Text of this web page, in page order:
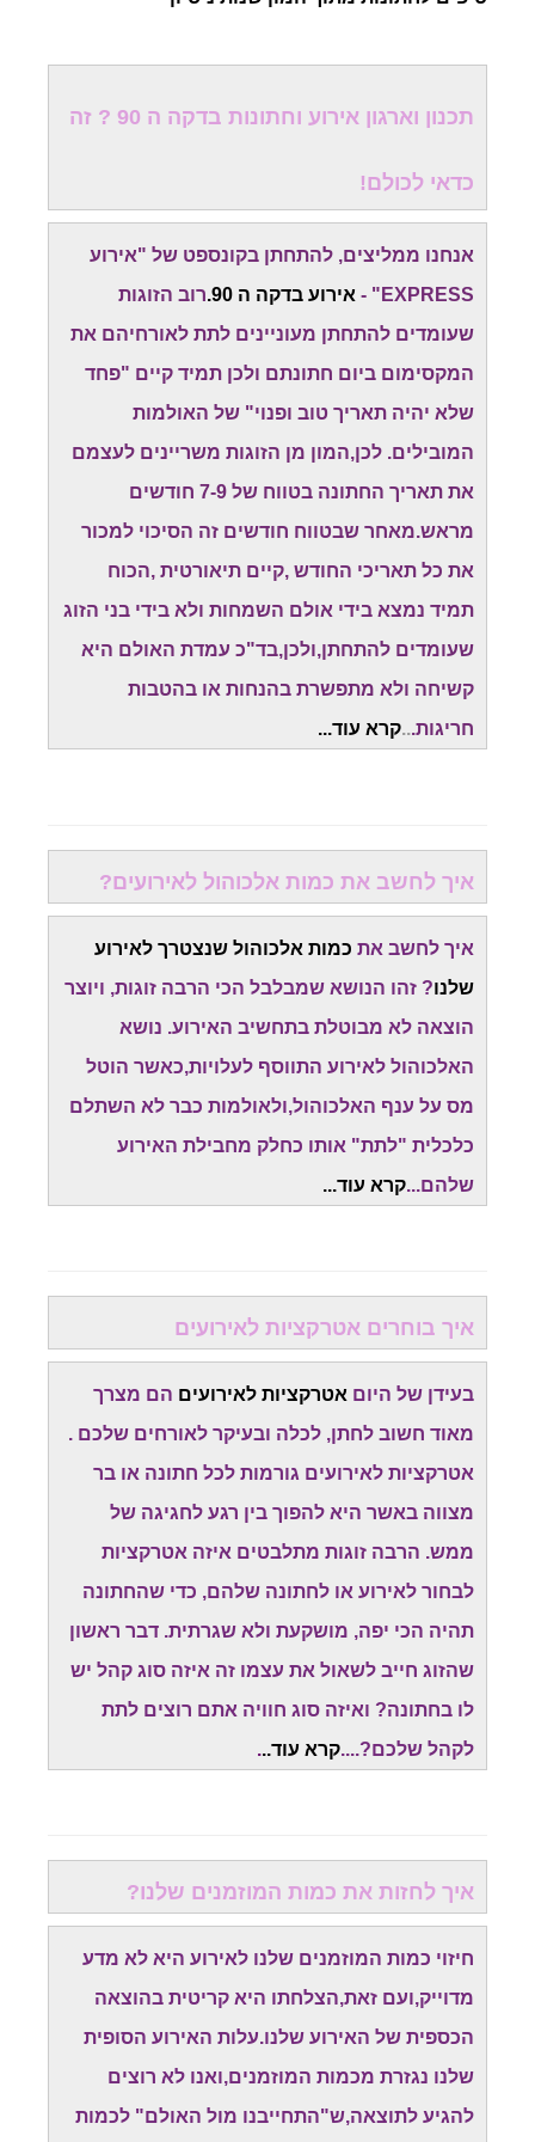
תכנון וארגון אירוע וחתונות בדקה ה 90 ? זה
כדאי לכולם!
אנחנו ממליצים, להתחתן בקונספט של "אירוע
EXPRESS" -
אירוע בדקה ה 90.
רוב הזוגות
שעומדים להתחתן מעוניינים לתת לאורחיהם את
המקסימום ביום חתונתם ולכן תמיד קיים "פחד
שלא יהיה תאריך טוב ופנוי" של האולמות
המובילים. לכן,המון מן הזוגות משריינים לעצמם
את תאריך החתונה בטווח של 7-9 חודשים
מראש.מאחר שבטווח חודשים זה הסיכוי למכור
את כל תאריכי החודש ,קיים תיאורטית ,הכוח
תמיד נמצא בידי אולם השמחות ולא בידי בני הזוג
שעומדים להתחתן,ולכן,בד"כ עמדת האולם היא
קשיחה ולא מתפשרת בהנחות או בהטבות
חריגות...קרא עוד...
איך לחשב את כמות אלכוהול לאירועים?
איך לחשב את כמות אלכוהול שנצטרך לאירוע
שלנו? זהו הנושא שמבלבל הכי הרבה זוגות, ויוצר
הוצאה לא מבוטלת בתחשיב האירוע. נושא
האלכוהול לאירוע התווסף לעלויות,כאשר הוטל
מס על ענף האלכוהול,ולאולמות כבר לא השתלם
כלכלית "לתת" אותו כחלק מחבילת האירוע
שלהם...קרא עוד...
איך בוחרים אטרקציות לאירועים
בעידן של היום אטרקציות לאירועים הם מצרך
מאוד חשוב לחתן, לכלה ובעיקר לאורחים שלכם .
אטרקציות לאירועים גורמות לכל חתונה או בר
מצווה באשר היא להפוך בין רגע לחגיגה של
ממש. הרבה זוגות מתלבטים איזה אטרקציות
לבחור לאירוע או לחתונה שלהם, כדי שהחתונה
תהיה הכי יפה, מושקעת ולא שגרתית. דבר ראשון
שהזוג חייב לשאול את עצמו זה איזה סוג קהל יש
לו בחתונה? ואיזה סוג חוויה אתם רוצים לתת
לקהל שלכם?....קרא עוד...
איך לחזות את כמות המוזמנים שלנו?
חיזוי כמות המוזמנים שלנו לאירוע היא לא מדע
מדוייק,ועם זאת,הצלחתו היא קריטית בהוצאה
הכספית של האירוע שלנו.עלות האירוע הסופית
שלנו נגזרת מכמות המוזמנים,ואנו לא רוצים
להגיע לתוצאה,ש"התחייבנו מול האולם" לכמות